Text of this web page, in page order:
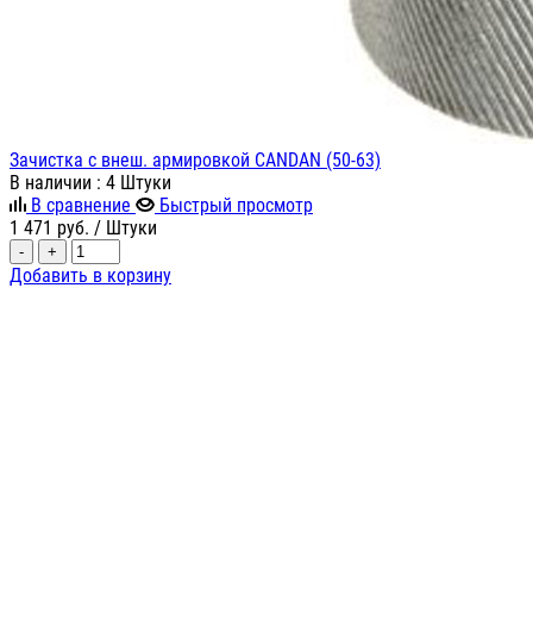
Зачистка с внеш. армировкой CANDAN (50-63)
В наличии : 4 Штуки
В сравнение
Быстрый просмотр
1 471 руб. / Штуки
- +
Добавить в корзину